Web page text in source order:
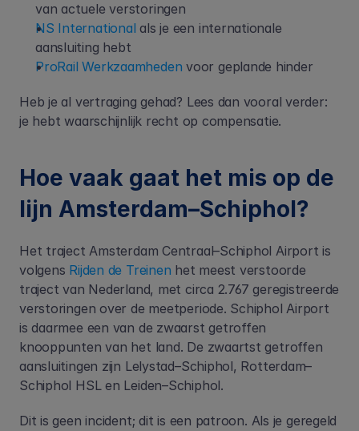
van actuele verstoringen
NS International als je een internationale
aansluiting hebt
ProRail Werkzaamheden voor geplande hinder
Heb je al vertraging gehad? Lees dan vooral verder:
je hebt waarschijnlijk recht op compensatie.
Hoe vaak gaat het mis op de
lijn Amsterdam–Schiphol?
Het traject Amsterdam Centraal–Schiphol Airport is
volgens Rijden de Treinen het meest verstoorde
traject van Nederland, met circa 2.767 geregistreerde
verstoringen over de meetperiode. Schiphol Airport
is daarmee een van de zwaarst getroffen
knooppunten van het land. De zwaartst getroffen
aansluitingen zijn Lelystad–Schiphol, Rotterdam–
Schiphol HSL en Leiden–Schiphol.
Dit is geen incident; dit is een patroon. Als je geregeld